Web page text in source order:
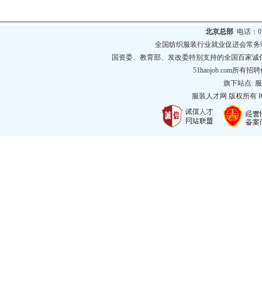
北京总部 电话：
全国纺织服装行业就业促进会常务
国资委、教育部、发改委特别支持的全国百家
51haojob.com所有招
旗下站点:
服装人才网 版权所有